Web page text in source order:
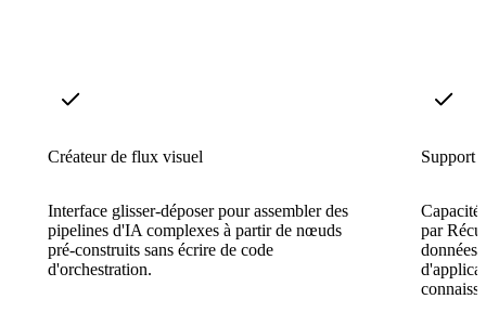
Créateur de flux visuel
Interface glisser-déposer pour assembler des
pipelines d'IA complexes à partir de nœuds
pré-construits sans écrire de code
d'orchestration.
Support
par
données